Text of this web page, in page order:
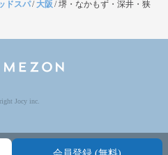
ドスパ/大阪 /堺・なかもず・深井・狭
Jocy inc.